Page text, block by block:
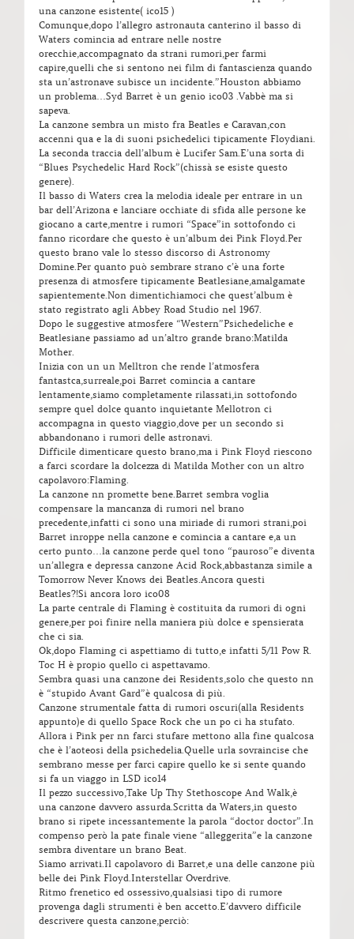
una canzone esistente( ico15 )
Comunque,dopo l’allegro astronauta canterino il basso di
Waters comincia ad entrare nelle nostre
orecchie,accompagnato da strani rumori,per farmi
capire,quelli che si sentono nei film di fantascienza quando
sta un’astronave subisce un incidente.”Houston abbiamo
un problema…Syd Barret è un genio ico03 .Vabbè ma si
sapeva.
La canzone sembra un misto fra Beatles e Caravan,con
accenni qua e la di suoni psichedelici tipicamente Floydiani.
La seconda traccia dell’album è Lucifer Sam.E’una sorta di
“Blues Psychedelic Hard Rock”(chissà se esiste questo
genere).
Il basso di Waters crea la melodia ideale per entrare in un
bar dell’Arizona e lanciare occhiate di sfida alle persone ke
giocano a carte,mentre i rumori “Space”in sottofondo ci
fanno ricordare che questo è un’album dei Pink Floyd.Per
questo brano vale lo stesso discorso di Astronomy
Domine.Per quanto può sembrare strano c’è una forte
presenza di atmosfere tipicamente Beatlesiane,amalgamate
sapientemente.Non dimentichiamoci che quest’album è
stato registrato agli Abbey Road Studio nel 1967.
Dopo le suggestive atmosfere “Western”Psichedeliche e
Beatlesiane passiamo ad un’altro grande brano:Matilda
Mother.
Inizia con un un Melltron che rende l’atmosfera
fantastca,surreale,poi Barret comincia a cantare
lentamente,siamo completamente rilassati,in sottofondo
sempre quel dolce quanto inquietante Mellotron ci
accompagna in questo viaggio,dove per un secondo si
abbandonano i rumori delle astronavi.
Difficile dimenticare questo brano,ma i Pink Floyd riescono
a farci scordare la dolcezza di Matilda Mother con un altro
capolavoro:Flaming.
La canzone nn promette bene.Barret sembra voglia
compensare la mancanza di rumori nel brano
precedente,infatti ci sono una miriade di rumori strani,poi
Barret inroppe nella canzone e comincia a cantare e,a un
certo punto…la canzone perde quel tono “pauroso”e diventa
un’allegra e depressa canzone Acid Rock,abbastanza simile a
Tomorrow Never Knows dei Beatles.Ancora questi
Beatles?!Si ancora loro ico08
La parte centrale di Flaming è costituita da rumori di ogni
genere,per poi finire nella maniera più dolce e spensierata
che ci sia.
Ok,dopo Flaming ci aspettiamo di tutto,e infatti 5/11 Pow R.
Toc H è propio quello ci aspettavamo.
Sembra quasi una canzone dei Residents,solo che questo nn
è “stupido Avant Gard”è qualcosa di più.
Canzone strumentale fatta di rumori oscuri(alla Residents
appunto)e di quello Space Rock che un po ci ha stufato.
Allora i Pink per nn farci stufare mettono alla fine qualcosa
che è l’aoteosi della psichedelia.Quelle urla sovraincise che
sembrano messe per farci capire quello ke si sente quando
si fa un viaggo in LSD ico14
Il pezzo successivo,Take Up Thy Stethoscope And Walk,è
una canzone davvero assurda.Scritta da Waters,in questo
brano si ripete incessantemente la parola “doctor doctor”.In
compenso però la pate finale viene “alleggerita”e la canzone
sembra diventare un brano Beat.
Siamo arrivati.Il capolavoro di Barret,e una delle canzone più
belle dei Pink Floyd.Interstellar Overdrive.
Ritmo frenetico ed ossessivo,qualsiasi tipo di rumore
provenga dagli strumenti è ben accetto.E’davvero difficile
descrivere questa canzone,perciò: